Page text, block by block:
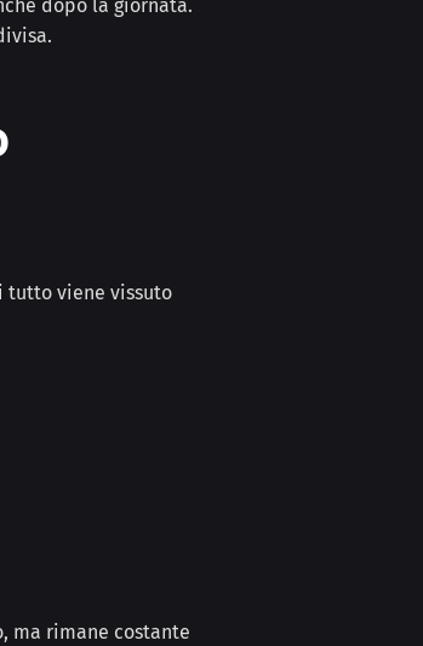
dopo la giornata.
tutto viene vissuto
ma rimane costante